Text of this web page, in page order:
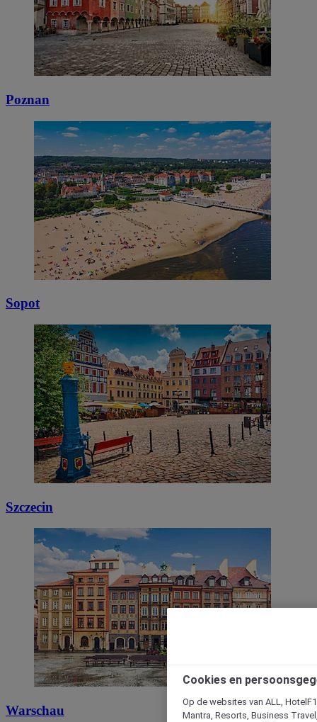
Poznan
Sopot
Szczecin
Warschau
Cookies en
Op de websites van ALL,
Mantra, Resorts, Business